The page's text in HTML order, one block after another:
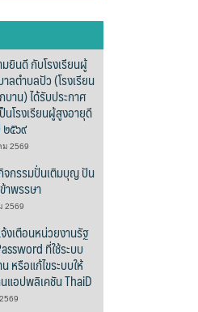
ยินดี กับโรงเรียนผู้
ลตำบลปัว (โรงเรียน
บาน) ได้รับประกาศ
โรงเรียนผู้สูงอายุดี
๒๕๖๙
ม 2569
กรรมปั่นเติมบุญ ปัน
าพรรษา
2569
งเตือนหน่วยงานรัฐ
ที่ใช้ระบบ
หรือแก้ไขระบบให้
นแอปพลิเคชัน ThaiD